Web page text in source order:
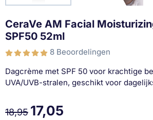
CeraVe AM Facial
SPF50 52ml
8 Beoordelingen
Dagcrème met SPF 50 voor krachtige
UVA/UVB-stralen, geschikt voor
18,95 17,05